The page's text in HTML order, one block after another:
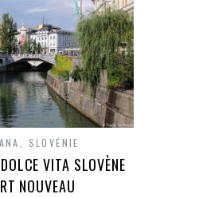
SLOVÉNIE
VITA SLOVÈNE
NOUVEAU